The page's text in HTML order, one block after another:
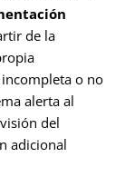
de la
o no
alerta al
del
adicional